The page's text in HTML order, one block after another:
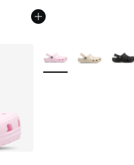
Plus de couleurs